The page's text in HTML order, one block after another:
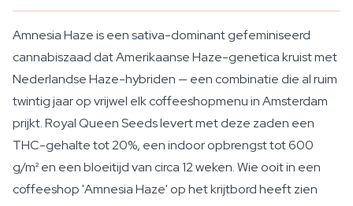
Amnesia Haze is een sativa-dominant gefeminiseerd
cannabiszaad dat Amerikaanse Haze-genetica kruist met
Nederlandse Haze-hybriden — een combinatie die al ruim
twintig jaar op vrijwel elk coffeeshopmenu in Amsterdam
prijkt. Royal Queen Seeds levert met deze zaden een
THC-gehalte tot 20%, een indoor opbrengst tot 600
g/m² en een bloeitijd van circa 12 weken. Wie ooit in een
coffeeshop 'Amnesia Haze' op het krijtbord heeft zien